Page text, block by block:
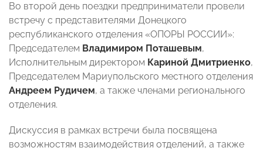
Во второй день поездки предприниматели провели
встречу с представителями Донецкого
республиканского отделения «ОПОРЫ РОССИИ»:
Председателем Владимиром Поташевым,
Исполнительным директором Кариной Дмитриенко,
Председателем Мариупольского местного отделения
Андреем Рудичем, а также членами регионального
отделения.
Дискуссия в рамках встречи была посвящена
возможностям взаимодействия отделений, а также